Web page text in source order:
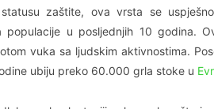
zaštite, ova vrsta se
populacije u posljednjih 10 godina.
vuka sa ljudskim aktivnostima.
ubiju preko 60.000 grla stoke u